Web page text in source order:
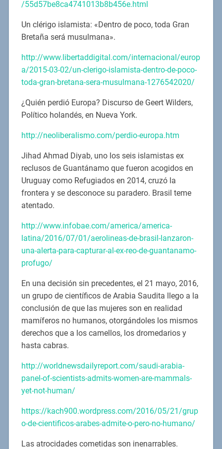
/55d57be8ca4741013b8b456e.html
Un clérigo islamista: «Dentro de poco, toda Gran
Bretaña será musulmana».
http://www.libertaddigital.com/internacional/europ
a/2015-03-02/un-clerigo-islamista-dentro-de-poco-
toda-gran-bretana-sera-musulmana-1276542020/
¿Quién perdió Europa? Discurso de Geert Wilders,
Político holandés, en Nueva York.
http://neoliberalismo.com/perdio-europa.htm
Jihad Ahmad Diyab, uno los seis islamistas ex
reclusos de Guantánamo que fueron acogidos en
Uruguay como Refugiados en 2014, cruzó la
frontera y se desconoce su paradero. Brasil teme
atentado.
http://www.infobae.com/america/america-
latina/2016/07/01/aerolineas-de-brasil-lanzaron-
una-alerta-para-capturar-al-ex-reo-de-guantanamo-
profugo/
En una decisión sin precedentes, el 21 mayo, 2016,
un grupo de científicos de Arabia Saudita llego a la
conclusión de que las mujeres son en realidad
mamíferos no humanos, otorgándoles los mismos
derechos que a los camellos, los dromedarios y
hasta cabras.
http://worldnewsdailyreport.com/saudi-arabia-
panel-of-scientists-admits-women-are-mammals-
yet-not-human/
https://kach900.wordpress.com/2016/05/21/grup
o-de-cientificos-arabes-admite-o-pero-no-humano/
Las atrocidades cometidas son inenarrables.